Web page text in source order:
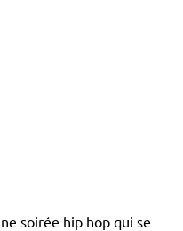
soirée hip hop qui se